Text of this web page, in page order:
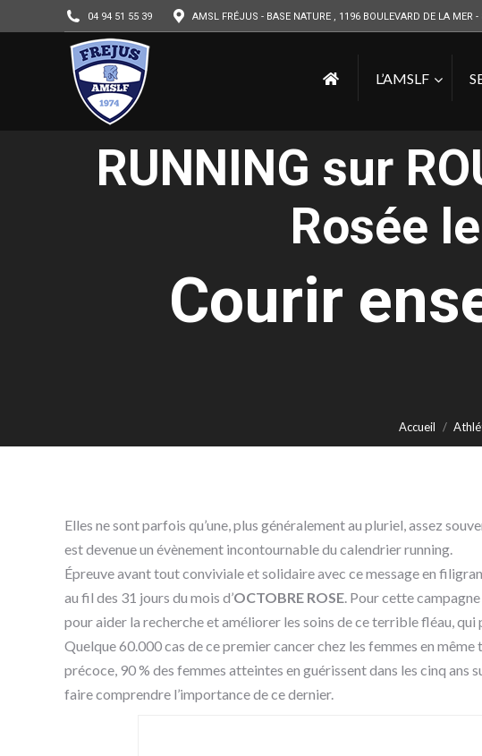
04 94 51 55 39 AMSL FRÉJUS - BASE NATURE , 1196 BOULEVARD DE LA MER -
L’AMSLF
RUNNING sur
Rosée
Courir
Accueil
Elles ne sont parfois qu’une, plus généralement au pluriel, assez
est devenue un évènement incontournable du calendrier running.
Épreuve avant tout conviviale et solidaire avec ce message en
au fil des 31 jours du mois d’OCTOBRE ROSE. Pour cette
pour aider la recherche et améliorer les soins de ce terrible fléau, qui
Quelque 60.000 cas de ce premier cancer chez les femmes en
précoce, 90 % des femmes atteintes en guérissent dans les cinq
faire comprendre l’importance de ce dernier.